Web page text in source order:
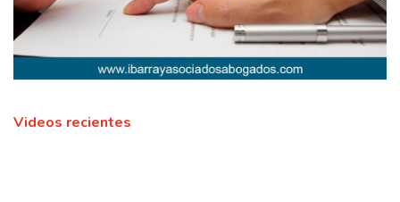
Videos recientes